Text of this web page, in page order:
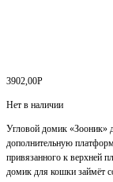
3902,00Р
Нет в наличии
Угловой домик «Зооник»
дополнительную
привязанного к верхней
домик для кошки займёт